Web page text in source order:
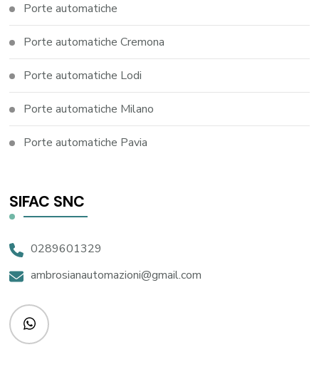
Porte automatiche
Porte automatiche Cremona
Porte automatiche Lodi
Porte automatiche Milano
Porte automatiche Pavia
SIFAC SNC
0289601329
ambrosianautomazioni@gmail.com